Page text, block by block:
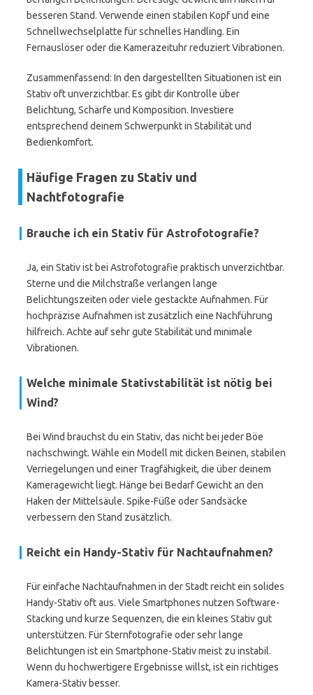
besseren Stand. Verwende einen stabilen Kopf und eine
Schnellwechselplatte für schnelles Handling. Ein
Fernauslöser oder die Kamerazeituhr reduziert Vibrationen.
Zusammenfassend: In den dargestellten Situationen ist ein
Stativ oft unverzichtbar. Es gibt dir Kontrolle über
Belichtung, Schärfe und Komposition. Investiere
entsprechend deinem Schwerpunkt in Stabilität und
Bedienkomfort.
Häufige Fragen zu Stativ und
Nachtfotografie
Brauche ich ein Stativ für Astrofotografie?
Ja, ein Stativ ist bei Astrofotografie praktisch unverzichtbar.
Sterne und die Milchstraße verlangen lange
Belichtungszeiten oder viele gestackte Aufnahmen. Für
hochpräzise Aufnahmen ist zusätzlich eine Nachführung
hilfreich. Achte auf sehr gute Stabilität und minimale
Vibrationen.
Welche minimale Stativstabilität ist nötig bei
Wind?
Bei Wind brauchst du ein Stativ, das nicht bei jeder Böe
nachschwingt. Wähle ein Modell mit dicken Beinen, stabilen
Verriegelungen und einer Tragfähigkeit, die über deinem
Kameragewicht liegt. Hänge bei Bedarf Gewicht an den
Haken der Mittelsäule. Spike-Füße oder Sandsäcke
verbessern den Stand zusätzlich.
Reicht ein Handy-Stativ für Nachtaufnahmen?
Für einfache Nachtaufnahmen in der Stadt reicht ein solides
Handy-Stativ oft aus. Viele Smartphones nutzen Software-
Stacking und kurze Sequenzen, die ein kleines Stativ gut
unterstützen. Für Sternfotografie oder sehr lange
Belichtungen ist ein Smartphone-Stativ meist zu instabil.
Wenn du hochwertigere Ergebnisse willst, ist ein richtiges
Kamera-Stativ besser.